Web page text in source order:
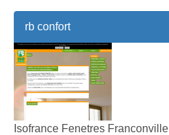
rb confort
Isofrance Fenetres Franconville